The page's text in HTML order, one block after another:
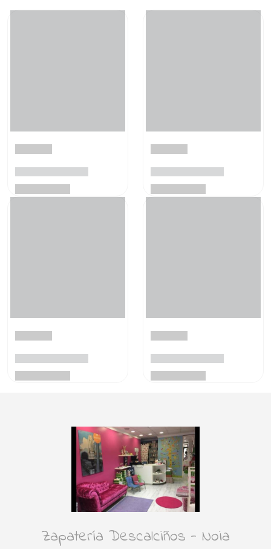
Zapatería Descalciños - Noia